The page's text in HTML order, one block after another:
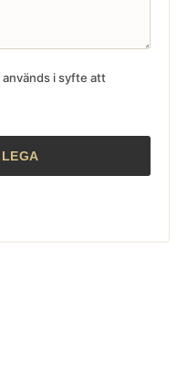
i syfte att